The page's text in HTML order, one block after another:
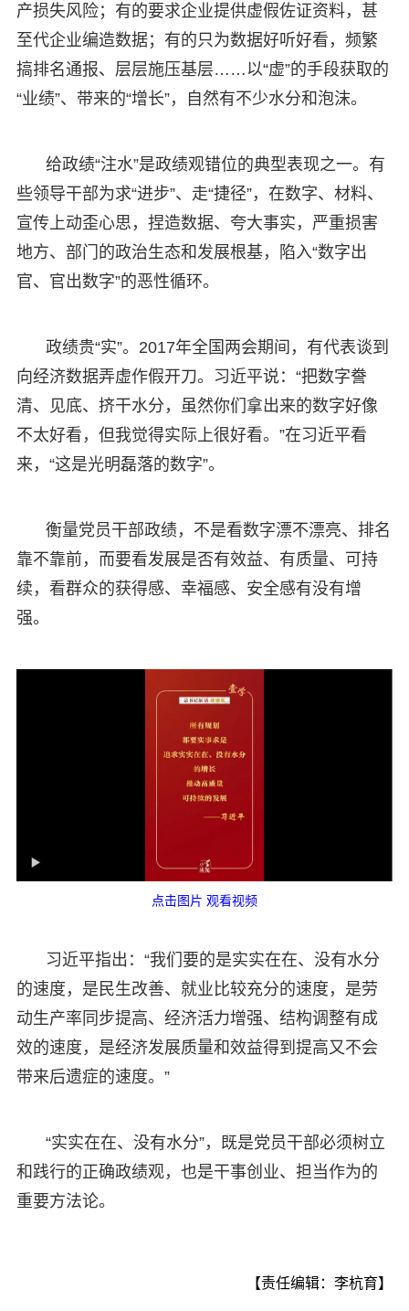
产损失风险；有的要求企业提供虚假佐证资料，甚
至代企业编造数据；有的只为数据好听好看，频繁
搞排名通报、层层施压基层……以“虚”的手段获取的
“业绩”、带来的“增长”，自然有不少水分和泡沫。
给政绩“注水”是政绩观错位的典型表现之一。有
些领导干部为求“进步”、走“捷径”，在数字、材料、
宣传上动歪心思，捏造数据、夸大事实，严重损害
地方、部门的政治生态和发展根基，陷入“数字出
官、官出数字”的恶性循环。
政绩贵“实”。2017年全国两会期间，有代表谈到
向经济数据弄虚作假开刀。习近平说：“把数字誊
清、见底、挤干水分，虽然你们拿出来的数字好像
不太好看，但我觉得实际上很好看。”在习近平看
来，“这是光明磊落的数字”。
衡量党员干部政绩，不是看数字漂不漂亮、排名
靠不靠前，而要看发展是否有效益、有质量、可持
续，看群众的获得感、幸福感、安全感有没有增
强。
点击图片 观看视频
习近平指出：“我们要的是实实在在、没有水分
的速度，是民生改善、就业比较充分的速度，是劳
动生产率同步提高、经济活力增强、结构调整有成
效的速度，是经济发展质量和效益得到提高又不会
带来后遗症的速度。”
“实实在在、没有水分”，既是党员干部必须树立
和践行的正确政绩观，也是干事创业、担当作为的
重要方法论。
【责任编辑：李杭育】